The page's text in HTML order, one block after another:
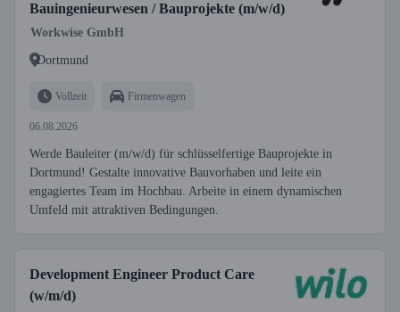
Bauingenieurwesen / Bauprojekte (m/w/d)
Workwise GmbH
Dortmund
Vollzeit Firmenwagen
06.08.2026
Werde Bauleiter (m/w/d) für schlüsselfertige Bauprojekte in
Dortmund! Gestalte innovative Bauvorhaben und leite ein
engagiertes Team im Hochbau. Arbeite in einem dynamischen
Umfeld mit attraktiven Bedingungen.
Development Engineer Product Care
(w/m/d)